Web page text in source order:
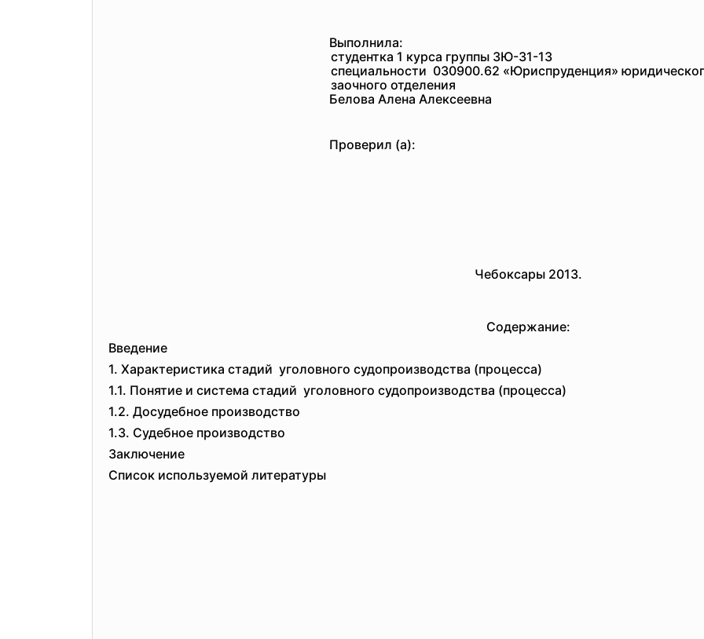
Выполнила:
студентка 1 курса группы ЗЮ-31-13
специальности 030900.62 «Юриспруденция»
заочного отделения
Белова Алена Алексеевна
Проверил (а):
Чебоксары 2013.
Содержание:
Введение
1. Характеристика стадий уголовного судопроизводства (процесса)
1.1. Понятие и система стадий уголовного судопроизводства (процесса)
1.2. Досудебное производство
1.3. Судебное производство
Заключение
Список используемой литературы